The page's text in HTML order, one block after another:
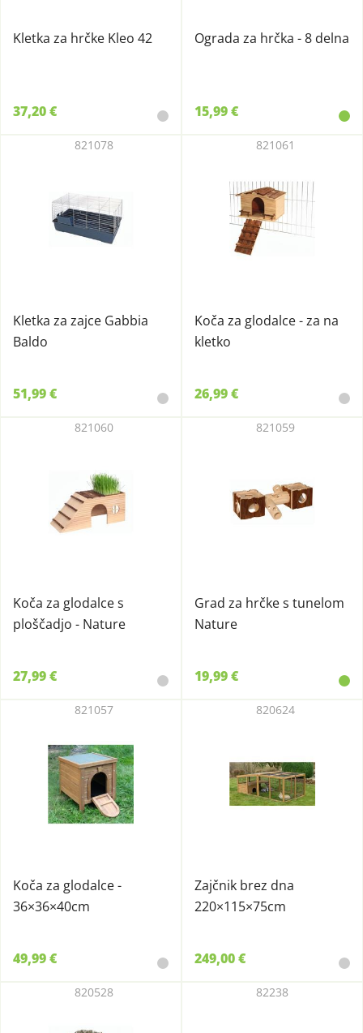
Kletka za hrčke Kleo 42
37,20 €
Ograda za hrčka - 8 delna
15,99 €
Kletka za zajce Gabbia
Baldo
821078
51,99 €
Koča za glodalce - za na
kletko
821061
26,99 €
Koča za glodalce s
ploščadjo - Nature
821060
27,99 €
Grad za hrčke s tunelom
Nature
821059
19,99 €
Koča za glodalce -
36×36×40cm
821057
49,99 €
Zajčnik brez dna
220×115×75cm
820624
249,00 €
820528 82238